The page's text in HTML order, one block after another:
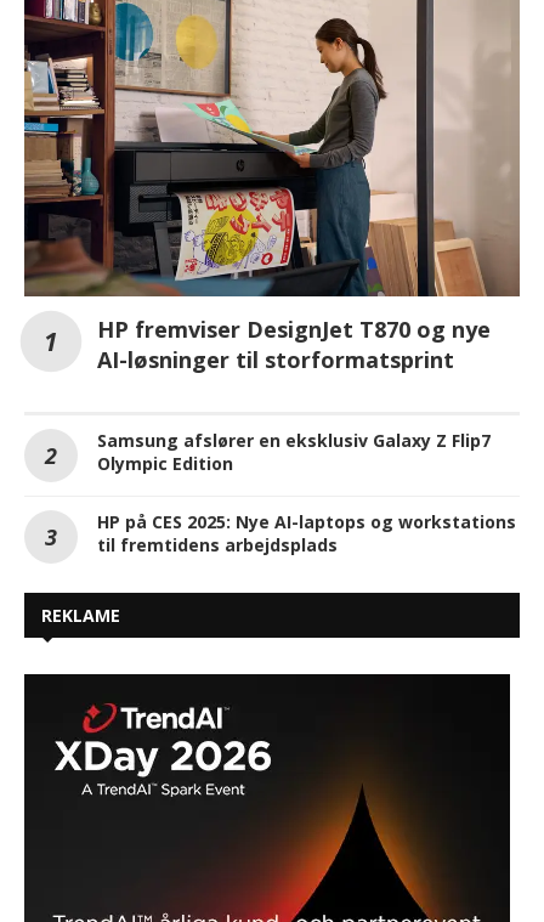
HP fremviser DesignJet T870 og nye
AI-løsninger til storformatsprint
Samsung afslører en eksklusiv Galaxy Z Flip7
Olympic Edition
HP på CES 2025: Nye AI-laptops og workstations
til fremtidens arbejdsplads
REKLAME